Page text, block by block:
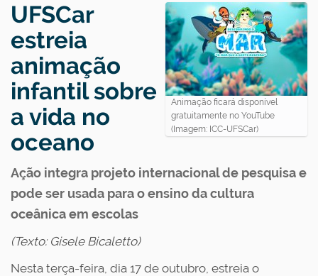
Animação ficará disponível
gratuitamente no YouTube
(Imagem: ICC-UFSCar)
UFSCar
estreia
animação
infantil sobre
a vida no
oceano
Ação integra projeto internacional de pesquisa e
pode ser usada para o ensino da cultura
oceânica em escolas
(Texto: Gisele Bicaletto)
Nesta terça-feira, dia 17 de outubro, estreia o